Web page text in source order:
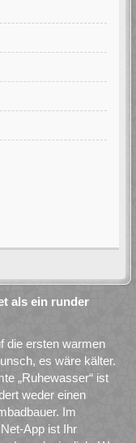
als ein runder
die ersten warmen
es wäre kälter.
„Ruhewasser“ ist
weder einen
Im
App ist Ihr